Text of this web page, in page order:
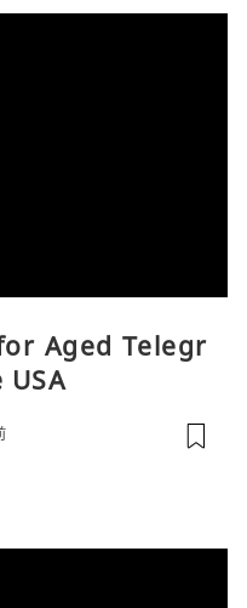
Aged Telegr